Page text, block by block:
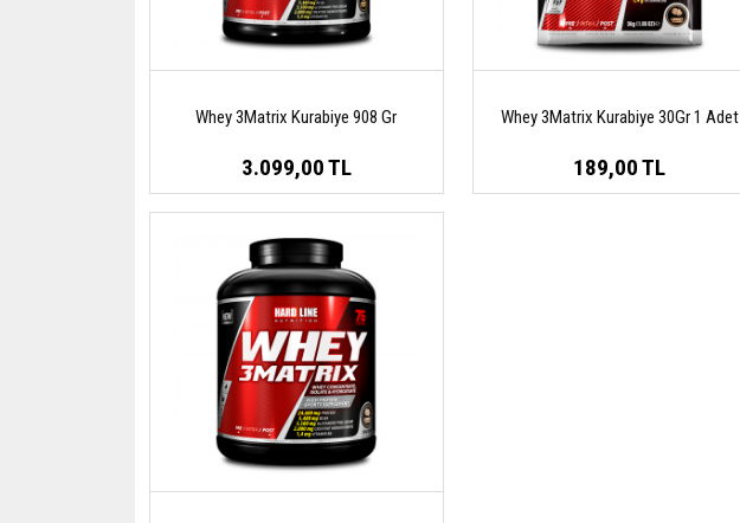
Whey 3Matrix Kurabiye 908 Gr
3.099,00 TL
Whey 3Matrix Kurabiye 30Gr 1 Adet
189,00 TL